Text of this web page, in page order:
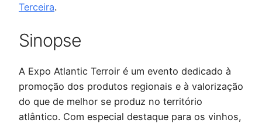
Terceira.
Sinopse
A Expo Atlantic Terroir é um evento dedicado à
promoção dos produtos regionais e à valorização
do que de melhor se produz no território
atlântico. Com especial destaque para os vinhos,